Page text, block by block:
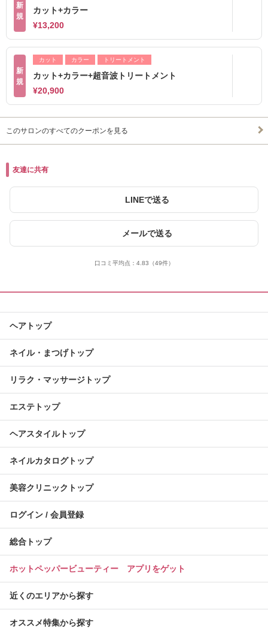
新
規
カット+カラー
¥13,200
新
規
カット カラー トリートメント
カット+カラー+超音波トリートメント
¥20,900
このサロンのすべてのクーポンを見る
友達に共有
LINEで送る
メールで送る
口コミ平均点： 4.83 （49件）
ヘアトップ
ネイル・まつげトップ
リラク・マッサージトップ
エステトップ
ヘアスタイルトップ
ネイルカタログトップ
美容クリニックトップ
ログイン / 会員登録
総合トップ
ホットペッパービューティー アプリをゲット
近くのエリアから探す
オススメ特集から探す